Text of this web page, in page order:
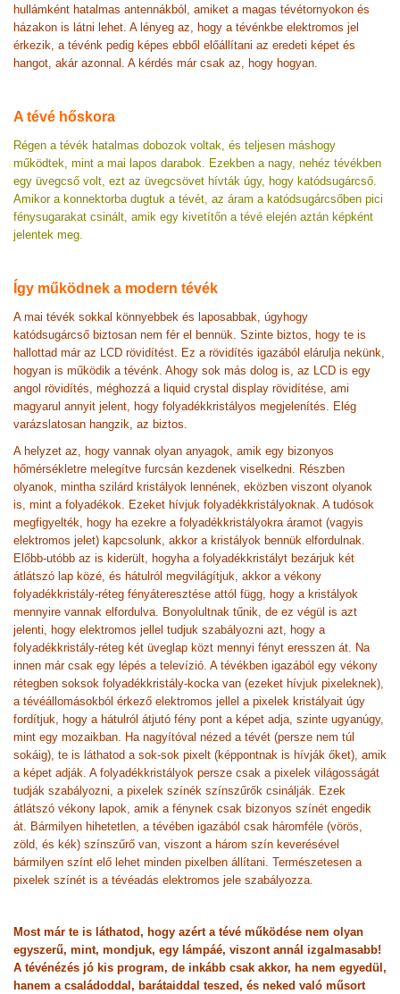
hullámként hatalmas antennákból, amiket a magas tévétornyokon és
házakon is látni lehet. A lényeg az, hogy a tévénkbe elektromos jel
érkezik, a tévénk pedig képes ebből előállítani az eredeti képet és
hangot, akár azonnal. A kérdés már csak az, hogy hogyan.
A tévé hőskora
Régen a tévék hatalmas dobozok voltak, és teljesen máshogy
működtek, mint a mai lapos darabok. Ezekben a nagy, nehéz tévékben
egy üvegcső volt, ezt az üvegcsövet hívták úgy, hogy katódsugárcső.
Amikor a konnektorba dugtuk a tévét, az áram a katódsugárcsőben pici
fénysugarakat csinált, amik egy kivetítőn a tévé elején aztán képként
jelentek meg.
Így működnek a modern tévék
A mai tévék sokkal könnyebbek és laposabbak, úgyhogy
katódsugárcső biztosan nem fér el bennük. Szinte biztos, hogy te is
hallottad már az LCD rövidítést. Ez a rövidítés igazából elárulja nekünk,
hogyan is működik a tévénk. Ahogy sok más dolog is, az LCD is egy
angol rövidítés, méghozzá a liquid crystal display rövidítése, ami
magyarul annyit jelent, hogy folyadékkristályos megjelenítés. Elég
varázslatosan hangzik, az biztos.
A helyzet az, hogy vannak olyan anyagok, amik egy bizonyos
hőmérsékletre melegítve furcsán kezdenek viselkedni. Részben
olyanok, mintha szilárd kristályok lennének, eközben viszont olyanok
is, mint a folyadékok. Ezeket hívjuk folyadékkristályoknak. A tudósok
megfigyelték, hogy ha ezekre a folyadékkristályokra áramot (vagyis
elektromos jelet) kapcsolunk, akkor a kristályok bennük elfordulnak.
Előbb-utóbb az is kiderült, hogyha a folyadékkristályt bezárjuk két
átlátszó lap közé, és hátulról megvilágítjuk, akkor a vékony
folyadékkristály-réteg fényáteresztése attól függ, hogy a kristályok
mennyire vannak elfordulva. Bonyolultnak tűnik, de ez végül is azt
jelenti, hogy elektromos jellel tudjuk szabályozni azt, hogy a
folyadékkristály-réteg két üveglap közt mennyi fényt eresszen át. Na
innen már csak egy lépés a televízió. A tévékben igazából egy vékony
rétegben soksok folyadékkristály-kocka van (ezeket hívjuk pixeleknek),
a tévéállomásokból érkező elektromos jellel a pixelek kristályait úgy
fordítjuk, hogy a hátulról átjutó fény pont a képet adja, szinte ugyanúgy,
mint egy mozaikban. Ha nagyítóval nézed a tévét (persze nem túl
sokáig), te is láthatod a sok-sok pixelt (képpontnak is hívják őket), amik
a képet adják. A folyadékkristályok persze csak a pixelek világosságát
tudják szabályozni, a pixelek színék színszűrők csinálják. Ezek
átlátszó vékony lapok, amik a fénynek csak bizonyos színét engedik
át. Bármilyen hihetetlen, a tévében igazából csak háromféle (vörös,
zöld, és kék) színszűrő van, viszont a három szín keverésével
bármilyen színt elő lehet minden pixelben állítani. Természetesen a
pixelek színét is a tévéadás elektromos jele szabályozza.
Most már te is láthatod, hogy azért a tévé működése nem olyan
egyszerű, mint, mondjuk, egy lámpáé, viszont annál izgalmasabb!
A tévénézés jó kis program, de inkább csak akkor, ha nem egyedül,
hanem a családoddal, barátaiddal teszed, és neked való műsort